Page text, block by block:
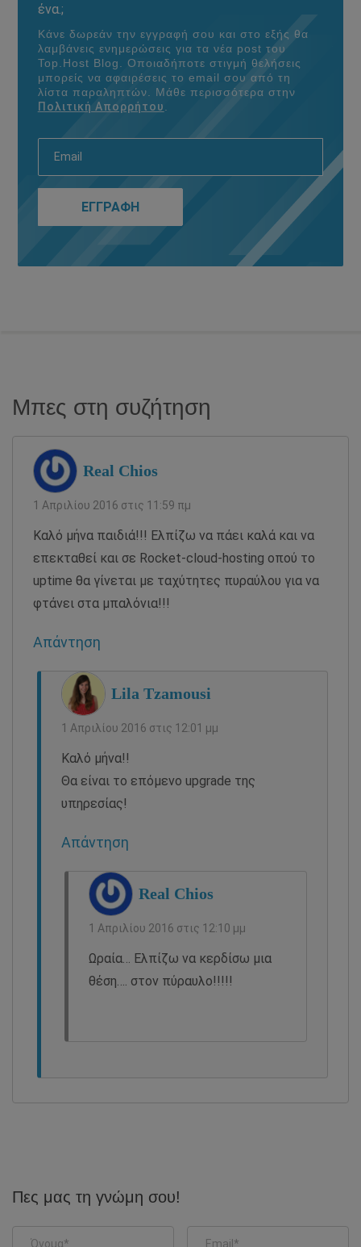
ένα.;
Κάνε δωρεάν την εγγραφή σου και στο εξής θα
λαμβάνεις ενημερώσεις για τα νέα post του
Τοp.Host Blog. Οποιαδήποτε στιγμή θελήσεις
μπορείς να αφαιρέσεις το email σου από τη
λίστα παραληπτών. Μάθε περισσότερα στην
Πολιτική Απορρήτου
Μπες στη συζήτηση
Real Chios
1 Απριλίου 2016 στις 11:59 πμ
Καλό μήνα παιδιά!!! Ελπίζω να πάει καλά και να
επεκταθεί και σε Rocket-cloud-hosting οπού το
uptime θα γίνεται με ταχύτητες πυραύλου για να
φτάνει στα μπαλόνια!!!
Απάντηση
Lila Tzamousi
1 Απριλίου 2016 στις 12:01 μμ
Καλό μήνα!!
Θα είναι το επόμενο upgrade της
υπηρεσίας!
Απάντηση
Real Chios
1 Απριλίου 2016 στις 12:10 μμ
Ωραία… Ελπίζω να κερδίσω μια
θέση…. στον πύραυλο!!!!!
Πες μας τη γνώμη σου!